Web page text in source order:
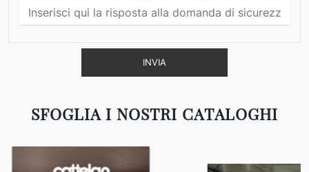
SFOGLIA I NOSTRI CATALOGHI
INVIA